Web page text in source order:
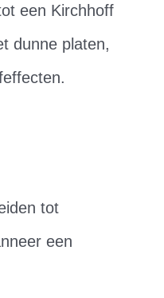
een Kirchhoff
dunne platen,
tot
een